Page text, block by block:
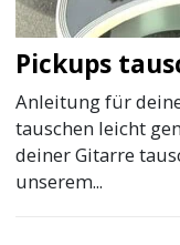
Pickups
Anleitung für
tauschen leicht
deiner Gitarre
unserem...